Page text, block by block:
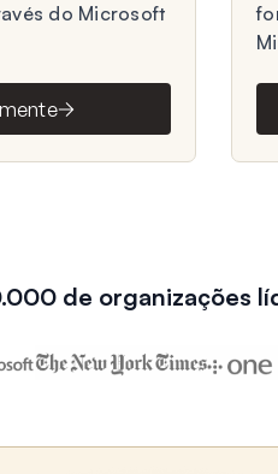
do Microsoft
de organizações